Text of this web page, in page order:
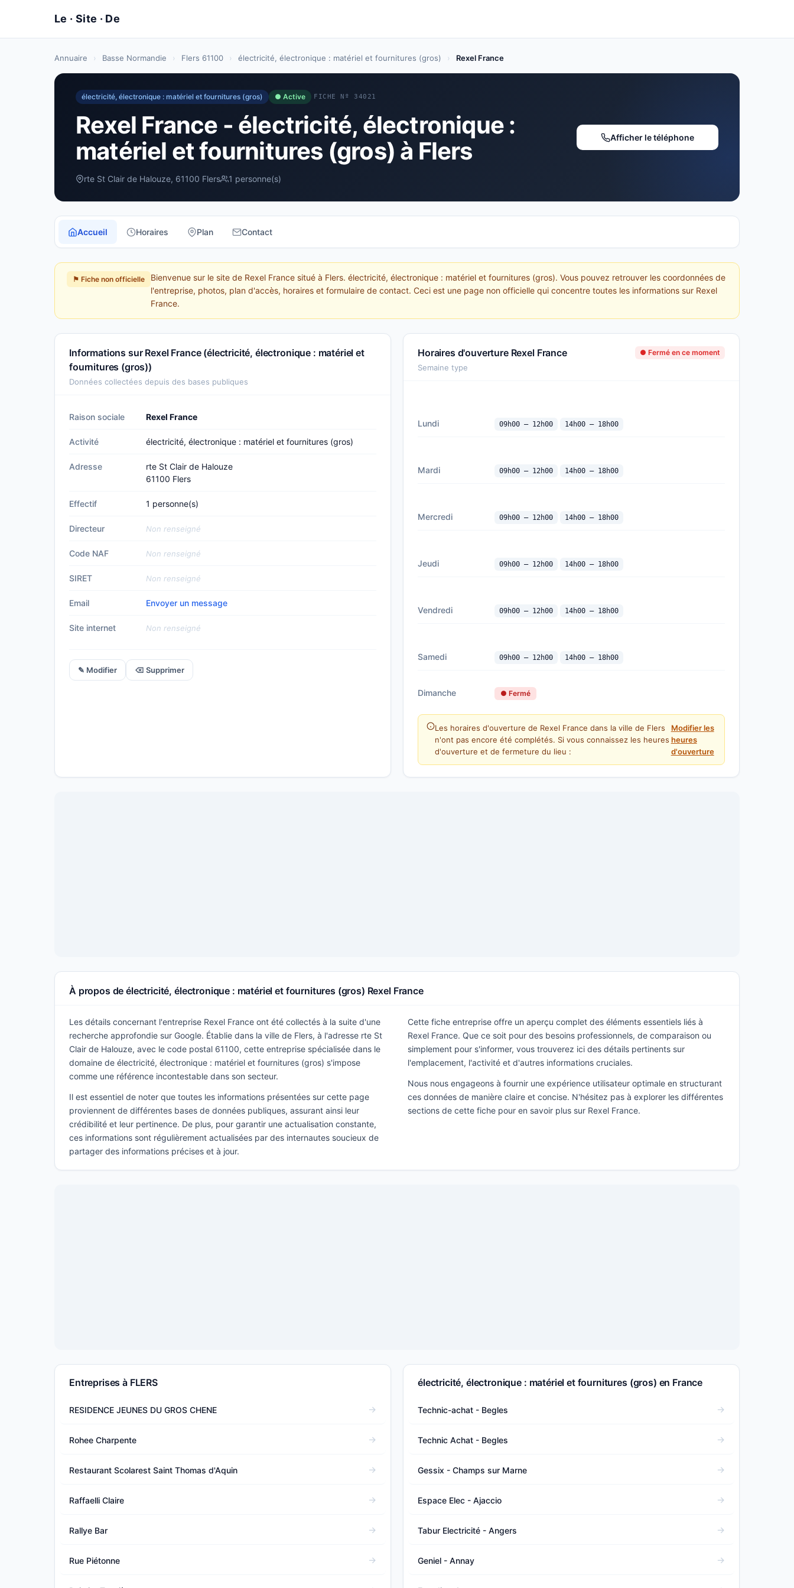
Annuaire › Basse Normandie › Flers 61100 › électricité, électronique : matériel et fournitures (gros) › Rexel France
électricité, électronique : matériel et fournitures (gros) ● Active FICHE Nº 34021
Rexel France - électricité, électronique :
matériel et fournitures (gros) à Flers
rte St Clair de Halouze, 61100 Flers 1 personne(s)
Afficher le téléphone
Accueil Horaires Plan Contact
⚑ Fiche non officielle
Bienvenue sur le site de Rexel France situé à Flers. électricité, électronique : matériel et fournitures (gros). Vous pouvez retrouver les coordonnées de
l'entreprise, photos, plan d'accès, horaires et formulaire de contact. Ceci est une page non officielle qui concentre toutes les informations sur Rexel
France.
Informations sur Rexel France (électricité, électronique : matériel et
fournitures (gros))
Données collectées depuis des bases publiques
Raison sociale Rexel France
Activité électricité, électronique : matériel et fournitures (gros)
Adresse
rte St Clair de Halouze
61100 Flers
Effectif 1 personne(s)
Directeur Non renseigné
Code NAF Non renseigné
SIRET Non renseigné
Email Envoyer un message
Site internet Non renseigné
✎ Modifier ⌫ Supprimer
Horaires d'ouverture Rexel France ● Fermé en ce moment
Semaine type
Lundi 09h00 — 12h00 14h00 — 18h00
Mardi 09h00 — 12h00 14h00 — 18h00
Mercredi 09h00 — 12h00 14h00 — 18h00
Jeudi 09h00 — 12h00 14h00 — 18h00
Vendredi 09h00 — 12h00 14h00 — 18h00
Samedi 09h00 — 12h00 14h00 — 18h00
Dimanche ● Fermé
Les horaires d'ouverture de Rexel France dans la ville de Flers
n'ont pas encore été complétés. Si vous connaissez les heures
d'ouverture et de fermeture du lieu :
Modifier les
heures
d'ouverture
À propos de électricité, électronique : matériel et fournitures (gros) Rexel France
Les détails concernant l'entreprise Rexel France ont été collectés à la suite d'une
recherche approfondie sur Google. Établie dans la ville de Flers, à l'adresse rte St
Clair de Halouze, avec le code postal 61100, cette entreprise spécialisée dans le
domaine de électricité, électronique : matériel et fournitures (gros) s'impose
comme une référence incontestable dans son secteur.
Il est essentiel de noter que toutes les informations présentées sur cette page
proviennent de différentes bases de données publiques, assurant ainsi leur
crédibilité et leur pertinence. De plus, pour garantir une actualisation constante,
ces informations sont régulièrement actualisées par des internautes soucieux de
partager des informations précises et à jour.
Cette fiche entreprise offre un aperçu complet des éléments essentiels liés à
Rexel France. Que ce soit pour des besoins professionnels, de comparaison ou
simplement pour s'informer, vous trouverez ici des détails pertinents sur
l'emplacement, l'activité et d'autres informations cruciales.
Nous nous engageons à fournir une expérience utilisateur optimale en structurant
ces données de manière claire et concise. N'hésitez pas à explorer les différentes
sections de cette fiche pour en savoir plus sur Rexel France.
Entreprises à FLERS
RESIDENCE JEUNES DU GROS CHENE
Rohee Charpente
Restaurant Scolarest Saint Thomas d'Aquin
Raffaelli Claire
Rallye Bar
Rue Piétonne
électricité, électronique : matériel et fournitures (gros) en France
Technic-achat - Begles
Technic Achat - Begles
Gessix - Champs sur Marne
Espace Elec - Ajaccio
Tabur Electricité - Angers
Geniel - Annay